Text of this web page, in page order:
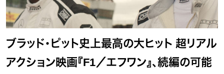
ブラッド・ピット史上最高の大ヒット 超リアル
アクション映画『F1／エフワン』、続編の可能